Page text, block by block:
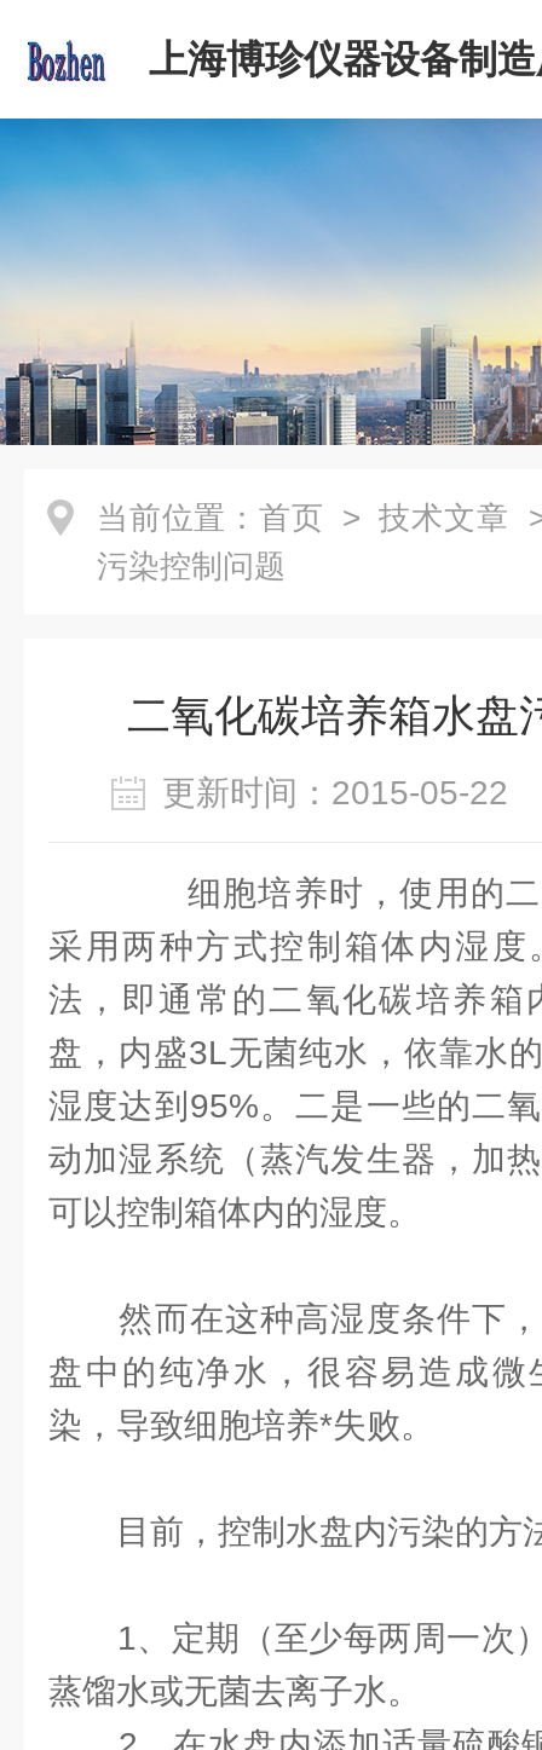
上海博珍仪器设备制
当前位置： 首页 > 技术文章
污染控制问题
二氧化碳培养箱水盘
更新时间：2015-05-
细胞培养时，使用的二
采用两种方式控制箱体内湿
法，即通常的二氧化碳培养箱
盘，内盛3L无菌纯水，依靠水
湿度达到95%。二是一些的二
动加湿系统（蒸汽发生器，加
可以控制箱体内的湿度。
然而在这种高湿度条件下，
盘中的纯净水，很容易造成
染，导致细胞培养*失败。
目前，控制水盘内污染的方
1、定期（至少每两周一次
蒸馏水或无菌去离子水。